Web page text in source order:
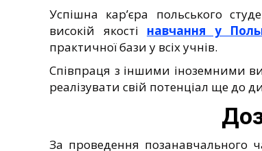
Успішна кар’єра польського
високій якості навчання у
практичної бази у всіх учнів.
Співпраця з іншими іноземними
реалізувати свій потенціал ще до
За проведення позанавчального